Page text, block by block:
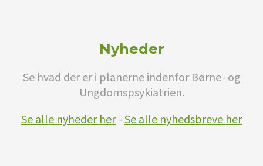
Nyheder
Se hvad der er i planerne indenfor Børne- og
Ungdomspsykiatrien.
Se alle nyheder her- Se alle nyhedsbreve her